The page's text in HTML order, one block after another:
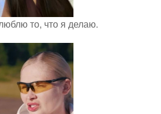
то, что я делаю.